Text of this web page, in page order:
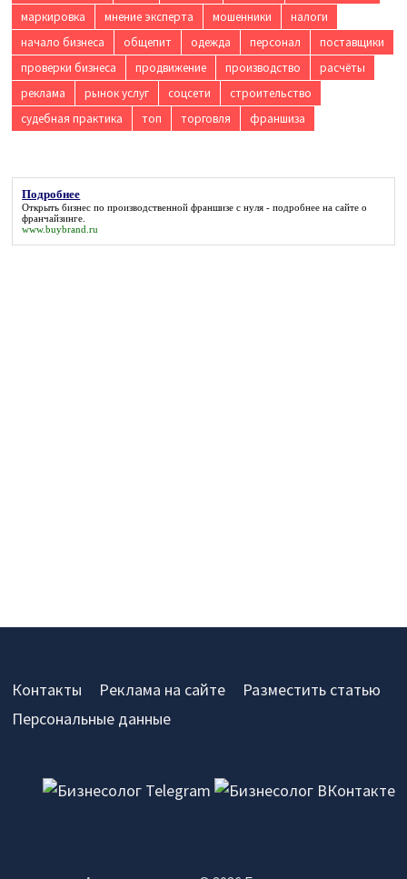
маркировка
мнение эксперта мошенники
налоги
начало бизнеса
общепит одежда персонал
поставщики
проверки бизнеса
продвижение производство
расчёты
реклама
рынок услуг соцсети
строительство
судебная практика
топ торговля франшиза
Подробнее
Открыть бизнес по производственной франшизе с нуля -подробнее на сайте о
франчайзинге.
www.buybrand.ru
Контакты Реклама на сайте
Разместить статью
Персональные данные